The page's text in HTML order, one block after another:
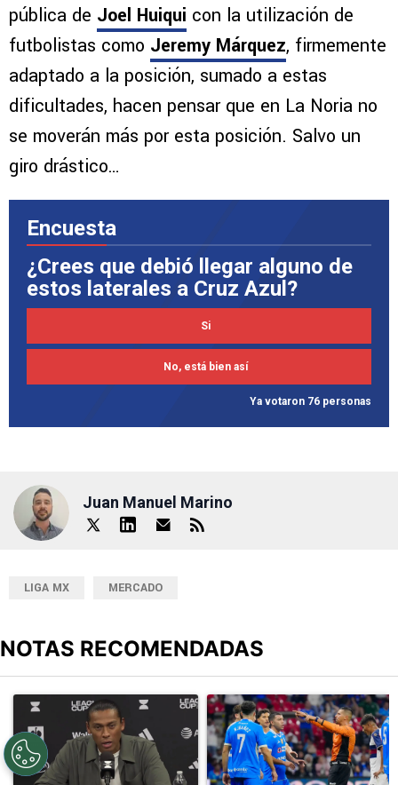
pública de Joel Huiqui con la utilización de
futbolistas como Jeremy Márquez, firmemente
adaptado a la posición, sumado a estas
dificultades, hacen pensar que en La Noria no
se moverán más por esta posición. Salvo un
giro drástico…
Encuesta
¿Crees que debió llegar alguno de
estos laterales a Cruz Azul?
Si
No, está bien así
Ya votaron 76 personas
Juan Manuel Marino
LIGA MX MERCADO
NOTAS RECOMENDADAS
Un artículo de tendencia con el título "Joel Huiqui valoró el
Un artículo de tendencia con el